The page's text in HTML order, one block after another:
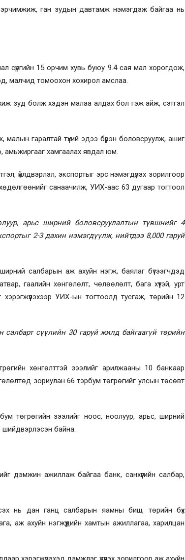
эрчимжиж, ган зудын давтамж нэмэгдэж байгаа нь
сүргийн 15 орчим хувь буюу 9.4 сая мал хорогдож,
малчид томоохон хохирол амслаа.
зуд болж хэдэн малаа алдах бол гэж айж, сэтгэл
малын гаралтай түүхий эдээ бүрэн боловсруулж, ашиг
амьжиргааг хамгаалах явдал юм.
үйлдвэрлэл, экспортыг эрс нэмэгдүүлэх зорилгоор
санаачилж, УИХ-аас 63 дугаар тогтоол
арьс ширний боловсруулалтын түвшнийг 4
2-3 дахин нэмэгдүүлж, нийтдээ 8,000 гаруй
салбарын аж ахуйн нэгж, баялаг бүтээгчдэд
гаалийн хөнгөлөлт, чөлөөлөлт, бага хүүтэй, урт
УИХ-ын тогтоолд тусгаж, төрийн 12
сүүлийн 30 гаруй жилд байгаагүй төрийн
хөнгөлттэй зээлийг арилжааны 10 банкаар
зориулан 66 тэрбум төгрөгийг улсын төсөвт
төгрөгийн зээлийг ноос, ноолуур, арьс, ширний
шийдвэрлэсэн байна.
дэмжин ажиллаж байгаа банк, санхүүгийн салбар,
нь дан ганц салбарын яамны биш, төрийн бүх
аж ахуйн нэгжүүдийн хамтын ажиллагаа, харилцан